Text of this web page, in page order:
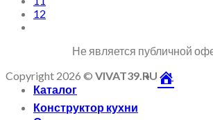
12
Не является публичной
Copyright 2026 © VIVAT39.RU
Каталог
Конструктор кухни